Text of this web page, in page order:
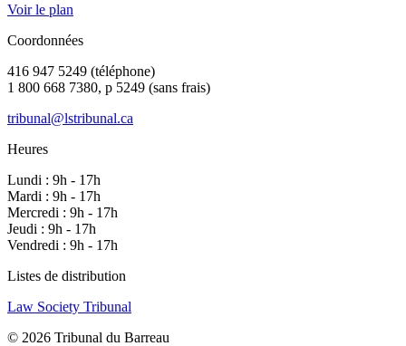
Voir le plan
Coordonnées
416 947 5249 (téléphone)
1 800 668 7380, p 5249 (sans frais)
tribunal@lstribunal.ca
Heures
Lundi : 9h - 17h
Mardi : 9h - 17h
Mercredi : 9h - 17h
Jeudi : 9h - 17h
Vendredi : 9h - 17h
Listes de distribution
Law Society Tribunal
© 2026 Tribunal du Barreau